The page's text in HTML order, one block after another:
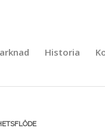
Historia